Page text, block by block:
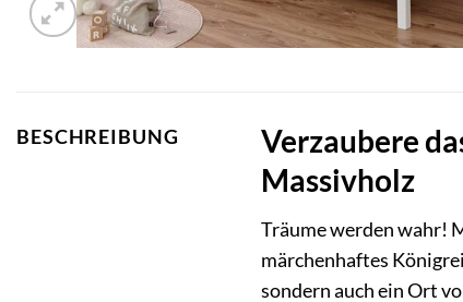
BESCHREIBUNG
Verzaubere
Massivholz
Träume werden wahr!
märchenhaftes
sondern auch ein Ort